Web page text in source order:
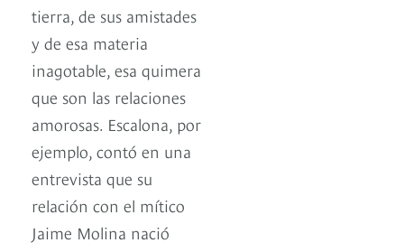
tierra, de sus amistades
y de esa materia
inagotable, esa quimera
que son las relaciones
amorosas. Escalona, por
ejemplo, contó en una
entrevista que su
relación con el mítico
Jaime Molina nació